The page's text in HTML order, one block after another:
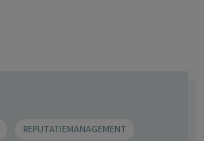
REPUTATIEMANAGEMENT